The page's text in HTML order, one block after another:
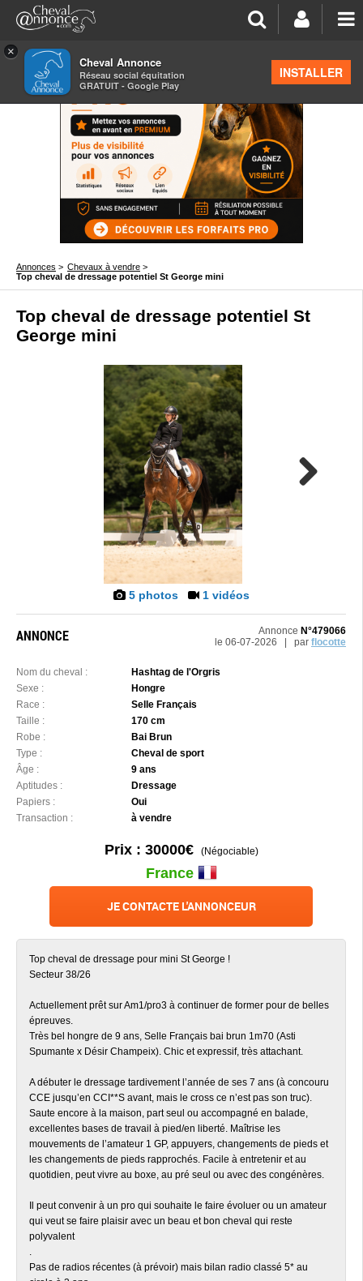
×
Cheval Annonce
Réseau social équitation
GRATUIT - Google Play
INSTALLER
Annonces > Chevaux à vendre >
Top cheval de dressage potentiel St George mini
Top cheval de dressage potentiel St
George mini
5 photos 1 vidéos
ANNONCE Annonce N°479066
le 06-07-2026 | par flocotte
Nom du cheval :
Hashtag de l'Orgris
Sexe :
Hongre
Race :
Selle Français
Taille :
170 cm
Robe :
Bai Brun
Type :
Cheval de sport
Âge :
9 ans
Aptitudes :
Dressage
Papiers :
Oui
Transaction :
à vendre
Prix : 30000€(Négociable)
France
JE CONTACTE L'ANNONCEUR
Top cheval de dressage pour mini St George !
Secteur 38/26
Actuellement prêt sur Am1/pro3 à continuer de former pour de belles
épreuves.
Très bel hongre de 9 ans, Selle Français bai brun 1m70 (Asti
Spumante x Désir Champeix). Chic et expressif, très attachant.
A débuter le dressage tardivement l’année de ses 7 ans (à concouru
CCE jusqu’en CCI**S avant, mais le cross ce n’est pas son truc).
Saute encore à la maison, part seul ou accompagné en balade,
excellentes bases de travail à pied/en liberté. Maîtrise les
mouvements de l’amateur 1 GP, appuyers, changements de pieds et
les changements de pieds rapprochés. Facile à entretenir et au
quotidien, peut vivre au boxe, au pré seul ou avec des congénères.
Il peut convenir à un pro qui souhaite le faire évoluer ou un amateur
qui veut se faire plaisir avec un beau et bon cheval qui reste
polyvalent
.
Pas de radios récentes (à prévoir) mais bilan radio classé 5* au